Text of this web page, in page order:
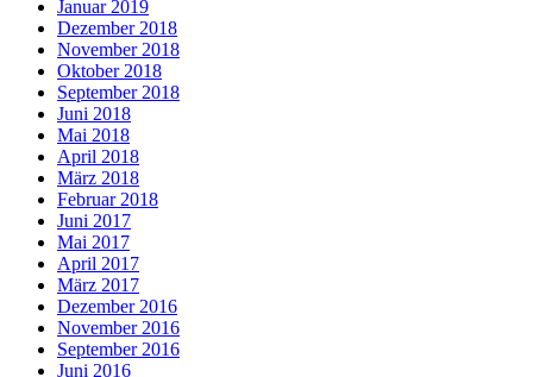
Januar 2019
Dezember 2018
November 2018
Oktober 2018
September 2018
Juni 2018
Mai 2018
April 2018
März 2018
Februar 2018
Juni 2017
Mai 2017
April 2017
März 2017
Dezember 2016
November 2016
September 2016
Juni 2016